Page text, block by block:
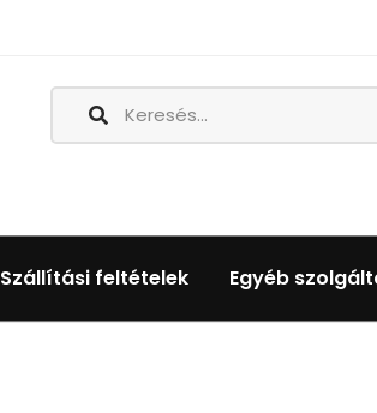
Szállítási feltételek Egyéb